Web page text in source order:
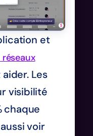
et
Les
visibilité
chaque
voir